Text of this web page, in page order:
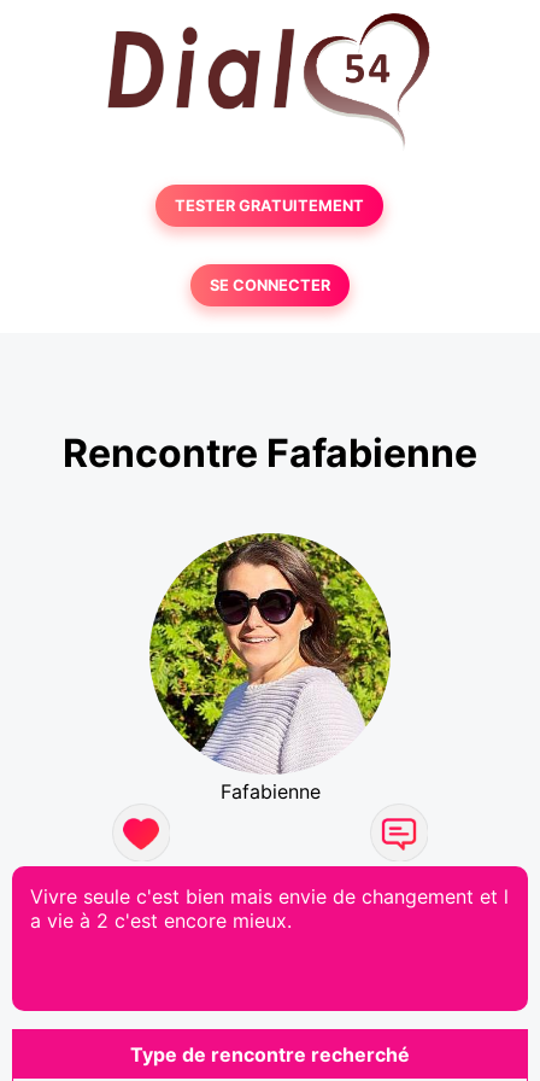
TESTER GRATUITEMENT
SE CONNECTER
Rencontre Fafabienne
Fafabienne
Vivre seule c'est bien mais envie de changement et l
a vie à 2 c'est encore mieux.
Type de rencontre recherché